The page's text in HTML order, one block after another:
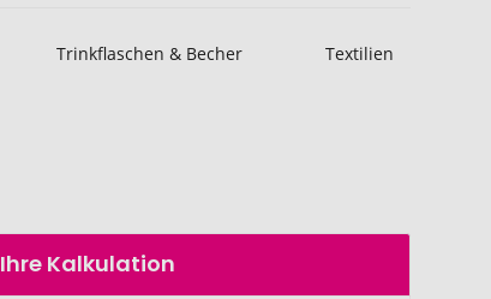
Trinkflaschen & Becher Textilien
Ihre Kalkulation